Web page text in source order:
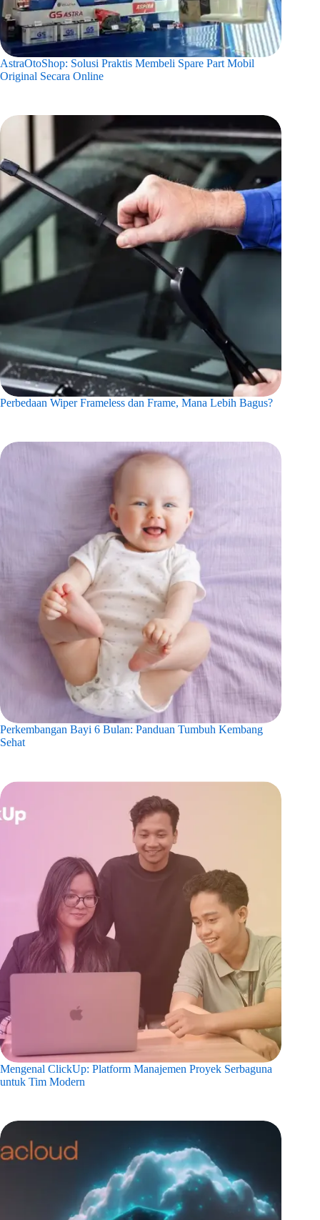
AstraOtoShop: Solusi Praktis Membeli Spare Part Mobil
Original Secara Online
Perbedaan Wiper Frameless dan Frame, Mana Lebih Bagus?
Perkembangan Bayi 6 Bulan: Panduan Tumbuh Kembang
Sehat
Mengenal ClickUp: Platform Manajemen Proyek Serbaguna
untuk Tim Modern